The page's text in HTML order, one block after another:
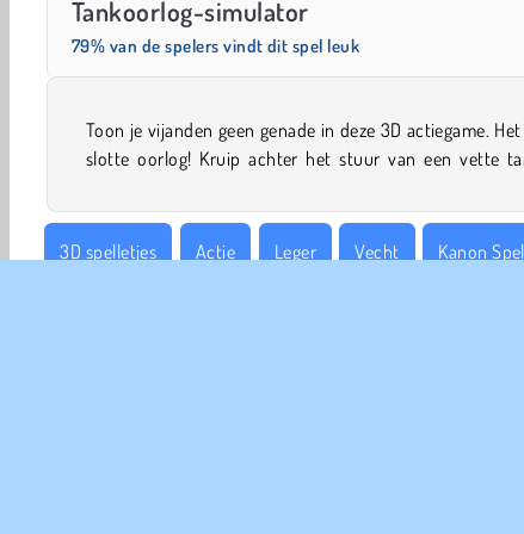
Tankoorlog-simulator
79% van de spelers vindt dit spel leuk
Toon je vijanden geen genade in deze 3D actiegame.
slotte oorlog! Kruip achter het stuur van een vette
3D spelletjes Actie Leger Vecht Kanon